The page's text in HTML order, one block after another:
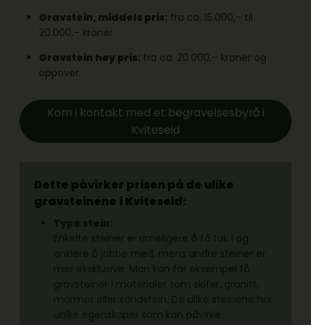
Gravstein, middels pris: fra ca. 15.000,– til
20.000,– kroner.
Gravstein høy pris: fra ca. 20.000,– kroner og
oppover.
Kom i kontakt med et begravelsesbyrå i
Kviteseid
Dette påvirker prisen på de ulike
gravsteinene i Kviteseid: